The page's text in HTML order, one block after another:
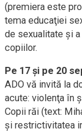
(premiera este
tema educaţiei
de sexualitate şi
copiilor.
Pe 17 şi pe 20
ADO vă invită la
acute: violenţa în
Copii răi (text:
şi restrictivitatea